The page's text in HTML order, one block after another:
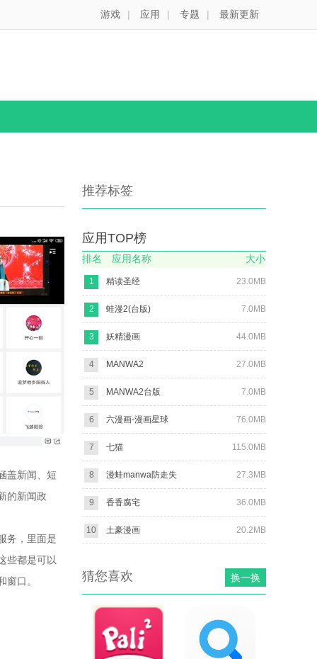
游戏 | 应用 | 专题 | 最新更新
盖新闻、短
的新闻政
务，里面是
些都是可以
口。
推荐标签
应用TOP榜
排名 应用名称 大小
1 23.0MB
精读圣经
2 7.0MB
蛙漫2(台版)
3 44.0MB
妖精漫画
4 27.0MB
MANWA2
5 7.0MB
MANWA2台版
6 76.0MB
六漫画-漫画星球
7 115.0MB
七猫
8 27.3MB
漫蛙manwa防走失
9 36.0MB
香香腐宅
10 20.2MB
土豪漫画
换一换
猜您喜欢